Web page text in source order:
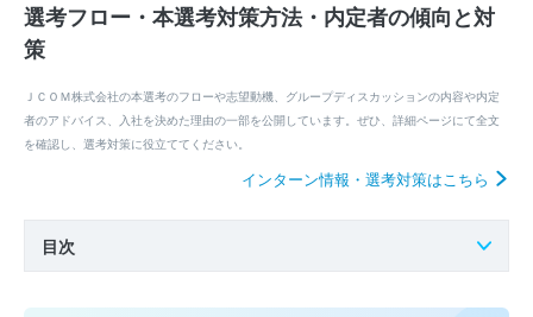
選考フロー・本選考対策方法・内定者の傾向と対
策
ＪＣＯＭ株式会社の本選考のフローや志望動機、グループディスカッションの内容や内定
者のアドバイス、入社を決めた理由の一部を公開しています。ぜひ、詳細ページにて全文
を確認し、選考対策に役立ててください。
インターン情報・選考対策はこちら
目次